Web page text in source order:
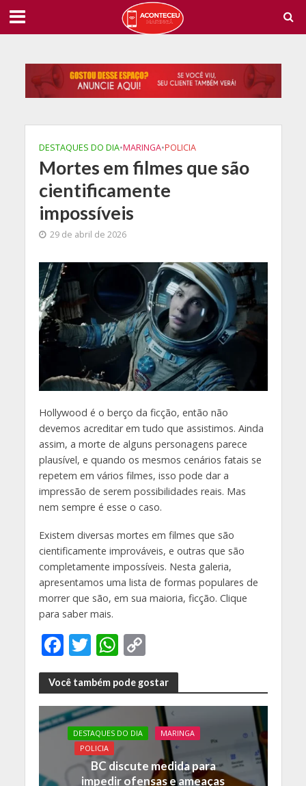
DESTAQUES DO DIA•MARINGA•POLICIA
Mortes em filmes que são
cientificamente
impossíveis
29 de abril de 2026
Hollywood é o berço da ficção, então não
devemos acreditar em tudo que assistimos. Ainda
assim, a morte de alguns personagens parece
plausível, e quando os mesmos cenários fatais se
repetem em vários filmes, isso pode dar a
impressão de serem possibilidades reais. Mas
nem sempre é esse o caso.
Existem diversas mortes em filmes que são
cientificamente improváveis, e outras que são
completamente impossíveis. Nesta galeria,
apresentamos uma lista de formas populares de
morrer que são, em sua maioria, ficção. Clique
para saber mais.
F
ac
e
b
o
o
T
w
itt
er
W
h
at
s
A
p
p
C
o
p
y
Li
n
k
Você também pode gostar
DESTAQUES DO DIA
MARINGA
POLICIA
BC discute medida para
impedir ofensas e ameaças